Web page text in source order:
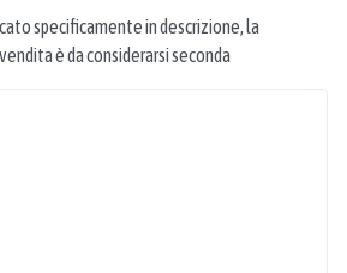
specificamente in descrizione, la
è da considerarsi seconda